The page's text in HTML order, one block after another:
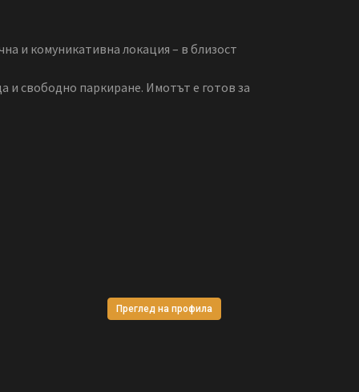
и комуникативна локация – в близост
и свободно паркиране. Имотът е готов за
Преглед на профила